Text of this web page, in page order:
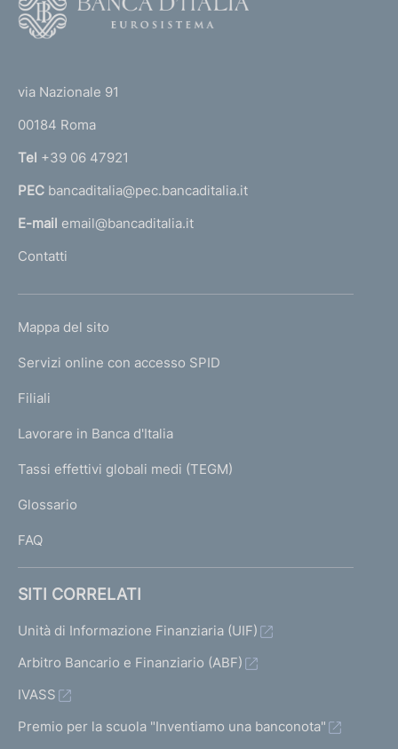
n
r
n
a
l
m
e
a
g
via Nazionale 91
00184 Roma
Tel +39 06 47921
PEC bancaditalia@pec.bancaditalia.it
E-mail email@bancaditalia.it
Contatti
L
N
K
T
I
I
Mappa del sito
Servizi online con accesso SPID
Filiali
Lavorare in Banca d'Italia
Tassi effettivi globali medi (TEGM)
Glossario
FAQ
SITI CORRELATI
Unità di Informazione Finanziaria (UIF)
Arbitro Bancario e Finanziario (ABF)
IVASS
Premio per la scuola "Inventiamo una banconota"